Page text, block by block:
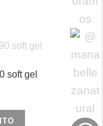
soft gel